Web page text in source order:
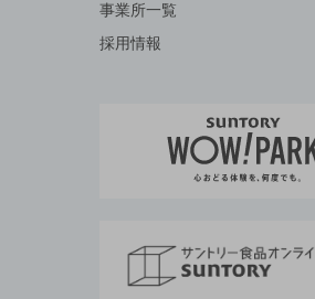
事業所一覧
採用情報